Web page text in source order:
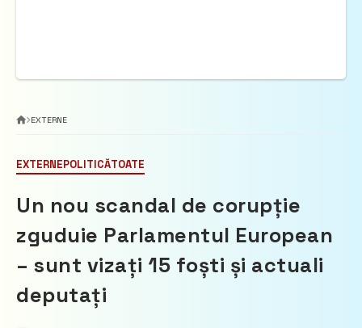
EXTERNE
EXTERNEPOLITICĂTOATE
Un nou scandal de corupție
zguduie Parlamentul European
– sunt vizați 15 foști și actuali
deputați